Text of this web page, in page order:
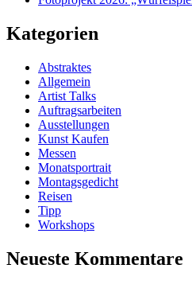
Kategorien
Abstraktes
Allgemein
Artist Talks
Auftragsarbeiten
Ausstellungen
Kunst Kaufen
Messen
Monatsportrait
Montagsgedicht
Reisen
Tipp
Workshops
Neueste Kommentare